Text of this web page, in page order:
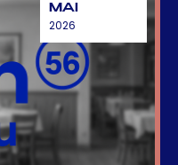
MAI
2026